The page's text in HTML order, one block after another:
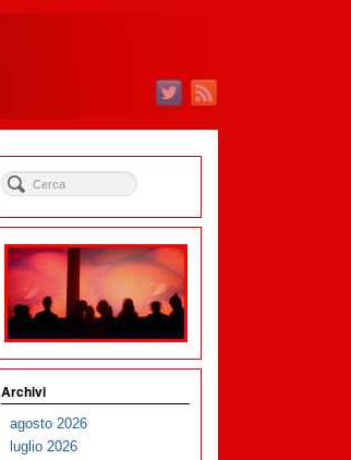
Archivi
agosto 2026
luglio 2026